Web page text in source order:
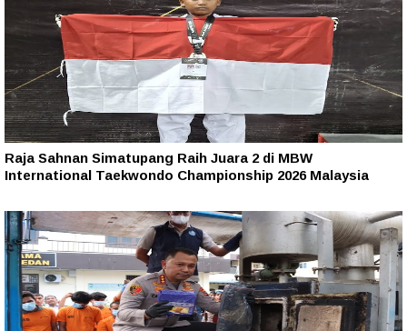
Raja Sahnan Simatupang Raih Juara 2 di MBW
International Taekwondo Championship 2026 Malaysia